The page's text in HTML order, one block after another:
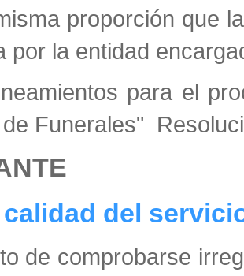
proporción que
por la entidad
para el
Funerales"
del
de comprobarse